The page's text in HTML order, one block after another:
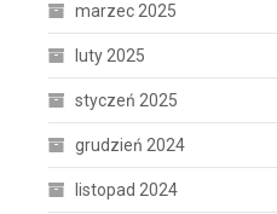
marzec 2025
luty 2025
styczeń 2025
grudzień 2024
listopad 2024